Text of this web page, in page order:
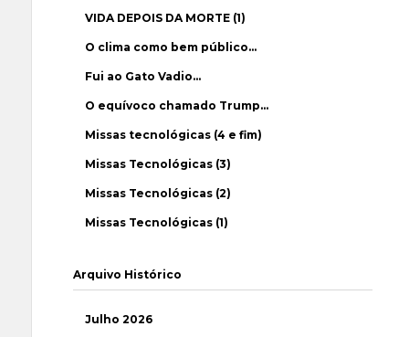
VIDA DEPOIS DA MORTE (1)
O clima como bem público…
Fui ao Gato Vadio…
O equívoco chamado Trump…
Missas tecnológicas (4 e fim)
Missas Tecnológicas (3)
Missas Tecnológicas (2)
Missas Tecnológicas (1)
Arquivo Histórico
Julho 2026